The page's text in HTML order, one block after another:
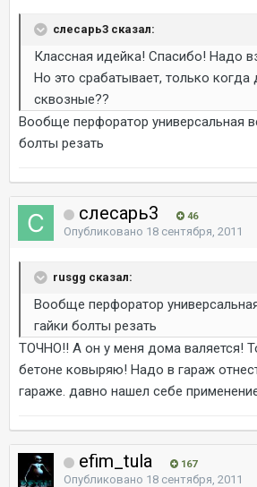
слесарь3 сказал:
Классная идейка! Спасибо! Надо
Но это срабатывает, только когда
сквозные??
Вообще перфоратор универсальная
болты резать
слесарь3 46
Опубликовано 18 сентября, 2011
rusgg сказал:
Вообще перфоратор
гайки болты резать
ТОЧНО!! А он у меня дома валяется!
бетоне ковыряю! Надо в гараж
гараже. давно нашел себе
efim_tula 167
Опубликовано 18 сентября, 2011